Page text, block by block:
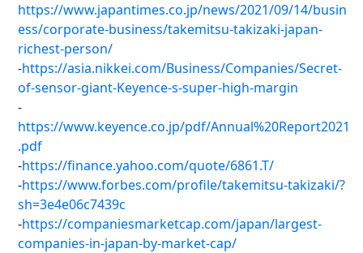
https://www.japantimes.co.jp/news/2021/09/14/busin
ess/corporate-business/takemitsu-takizaki-japan-
richest-person/
-https://asia.nikkei.com/Business/Companies/Secret-
of-sensor-giant-Keyence-s-super-high-margin
-
https://www.keyence.co.jp/pdf/Annual%20Report2021
.pdf
-https://finance.yahoo.com/quote/6861.T/
-https://www.forbes.com/profile/takemitsu-takizaki/?
sh=3e4e06c7439c
-https://companiesmarketcap.com/japan/largest-
companies-in-japan-by-market-cap/